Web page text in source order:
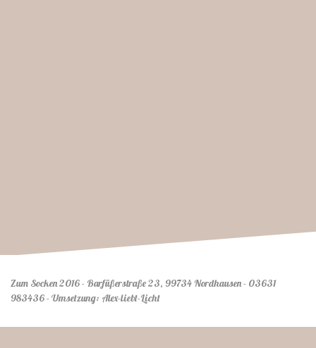
Zum Socken 2016 - Barfüßerstraße 23, 99734 Nordhausen- 03631
983436- Umsetzung: Alex-liebt-Licht